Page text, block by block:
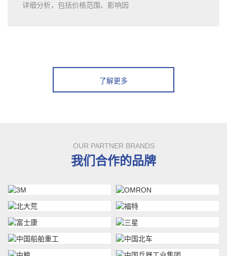
详细分析，包括价格范围、影响因
了解更多
OUR PARTNER BRANDS
我们合作的品牌